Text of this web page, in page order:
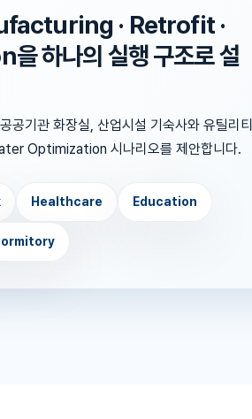
· Retrofit ·
하나의 실행 구조로 설
공기관 화장실, 산업시설 기숙사와 유틸리티
Optimization 시나리오를 제안합니다.
Healthcare Education